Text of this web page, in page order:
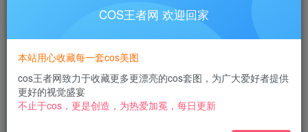
此资源是“Kitaro_绮太郎 ”的系列套图！购买后可下载整套图资源！
89.9
黄金会员免费 钻石会员 免费
立即购买
COS王者网 欢迎回家
本站用心收藏每一套cos美图
cos王者网致力于收藏更多更漂亮的cos套图，为广大爱好者提供
更好的视觉盛宴
不止于cos，更是创造，为热爱加冕，每日更新